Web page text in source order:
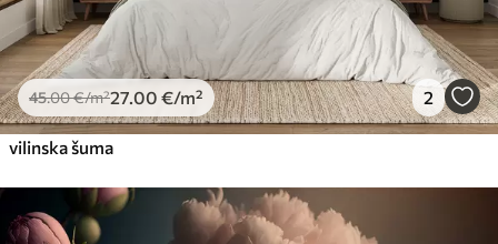
45.00€/m²27 .00 €/m² 2
vilinska šuma